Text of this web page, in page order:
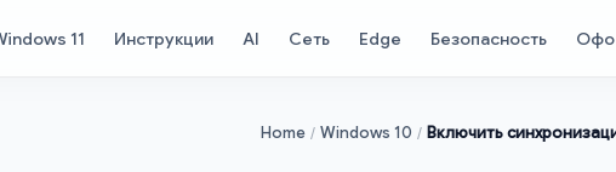
11 Инструкции AI Сеть Edge Безопасность
Home Windows 10 Включить